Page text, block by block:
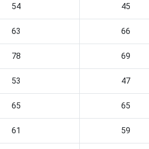
54 45
63 66
78 69
53 47
65 65
61 59